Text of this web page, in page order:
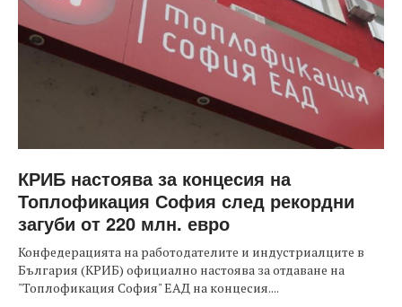
КРИБ настоява за концесия на
Топлофикация София след рекордни
загуби от 220 млн. евро
Конфедерацията на работодателите и индустриалците в
България (КРИБ) официално настоява за отдаване на
"Топлофикация София" ЕАД на концесия....